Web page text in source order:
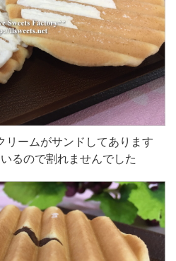
リームがサンドしてあります
るので割れませんでした